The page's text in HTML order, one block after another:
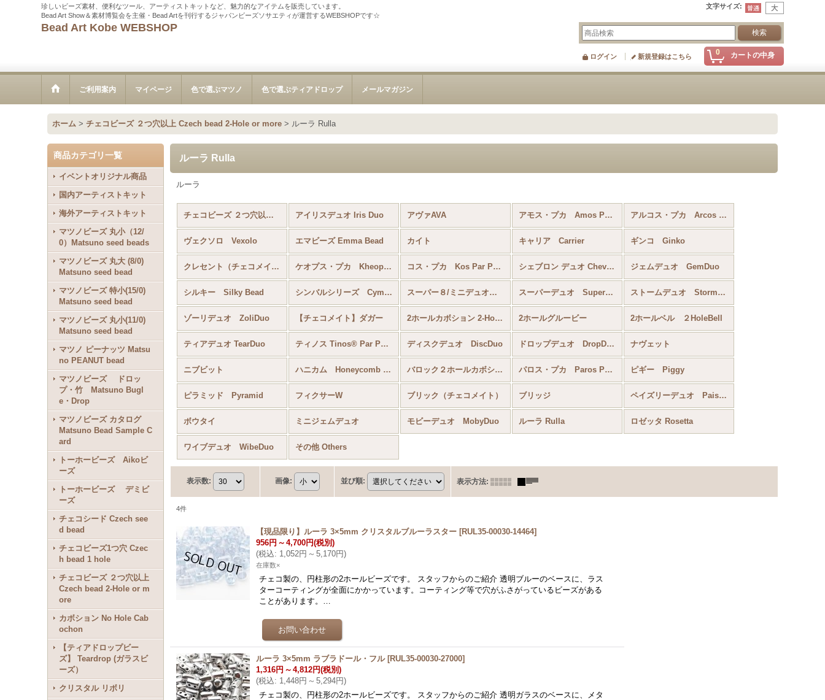
珍しいビーズ素材、便利なツール、アーティストキットなど、魅力的なアイテムを販売しています。
Bead Art Show＆素材博覧会を主催・Bead Artを刊行するジャパンビーズソサエティが運営するWEBSHOPです☆
文字サイズ:
Bead Art Kobe WEBSHOP
0 カートの中身
ログイン 新規登録はこちら
ご利用案内 マイページ 色で選ぶマツノ 色で選ぶティアドロップ メールマガジン
ホーム > チェコビーズ ２つ穴以上 Czech bead 2-Hole or more > ルーラ Rulla
商品カテゴリ一覧
イベントオリジナル商品
国内アーティストキット
海外アーティストキット
マツノビーズ 丸小（12/
0）Matsuno seed beads
マツノビーズ 丸大 (8/0)
Matsuno seed bead
マツノビーズ 特小(15/0)
Matsuno seed bead
マツノビーズ 丸小(11/0)
Matsuno seed bead
マツノ ピーナッツ Matsu
no PEANUT bead
マツノビーズ ドロッ
プ・竹 Matsuno Bugl
e・Drop
マツノビーズ カタログ
Matsuno Bead Sample C
ard
トーホービーズ Aikoビ
ーズ
トーホービーズ デミビ
ーズ
チェコシード Czech see
d bead
チェコビーズ1つ穴 Czec
h bead 1 hole
チェコビーズ ２つ穴以上
Czech bead 2-Hole or m
ore
カボション No Hole Cab
ochon
【ティアドロップビー
ズ】 Teardrop (ガラスビ
ーズ）
クリスタル リボリ
ルーラ Rulla
ルーラ
チェコビーズ ２つ穴以上 Czech bead 2-Hole or more (全商品) アイリスデュオ Iris Duo アヴァAVA アモス・プカ Amos Par Puca アルコス・プカ Arcos Par Puca
ヴェクソロ Vexolo エマビーズ Emma Bead カイト キャリア Carrier ギンコ Ginko
クレセント（チェコメイト） Crescent CzechMates® ケオプス・プカ Kheops® Par Puca® コス・プカ Kos Par Puka シェブロン デュオ Chevron Duo ジェムデュオ GemDuo
シルキー Silky Bead シンバルシリーズ Cymbal スーパー８/ミニデュオ Super8/MiniDuo スーパーデュオ SuperDuo ストームデュオ StormDuo
ゾーリデュオ ZoliDuo 【チェコメイト】ダガー 2ホールカボション 2-Hole Cabochon 2ホールグルービー 2ホールベル ２HoleBell
ティアデュオ TearDuo ティノス Tinos® Par Puca® ディスクデュオ DiscDuo ドロップデュオ DropDuo ナヴェット
ニブビット ハニカム Honeycomb Bead バロック２ホールカボション パロス・プカ Paros Par Puca ピギー Piggy
ピラミッド Pyramid フィクサーW ブリック（チェコメイト） ブリッジ ペイズリーデュオ Paisely Duo
ボウタイ ミニジェムデュオ モビーデュオ MobyDuo ルーラ Rulla ロゼッタ Rosetta
ワイブデュオ WibeDuo その他 Others
表示数: 画像: 並び順: 表示方法:
4件
【現品限り】ルーラ 3×5mm クリスタルブルーラスター [RUL35-00030-14464]
956円 ～ 4,700円(税別)
(税込: 1,052円 ～ 5,170円)
在庫数×
チェコ製の、円柱形の2ホールビーズです。 スタッフからのご紹介 透明ブルーのベースに、ラス
ターコーティングが全面にかかっています。コーティング等で穴がふさがっているビーズがある
ことがあります。…
ルーラ 3×5mm ラブラドール・フル [RUL35-00030-27000]
1,316円 ～ 4,812円(税別)
(税込: 1,448円 ～ 5,294円)
チェコ製の、円柱形の2ホールビーズです。 スタッフからのご紹介 透明ガラスのベースに、メタ